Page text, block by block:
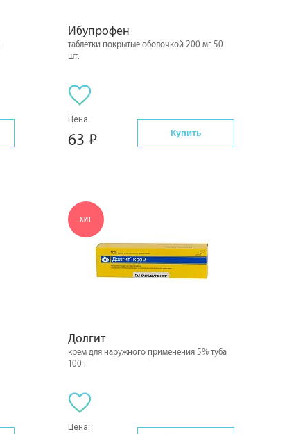
Ибупрофен
таблетки покрытые оболочкой 200 мг 50
шт.
Цена:
63 Купить
ХИТ
Долгит
крем для наружного применения 5% туба
100 г
Цена: